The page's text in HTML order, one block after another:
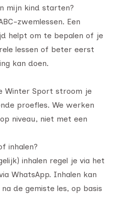
mijn kind starten?
zwemlessen. Een
helpt om te bepalen of je
lessen of beter eerst
kan doen.
Winter Sport stroom je
proefles. We werken
niveau, niet met een
inhalen?
inhalen regel je via het
WhatsApp. Inhalen kan
de gemiste les, op basis